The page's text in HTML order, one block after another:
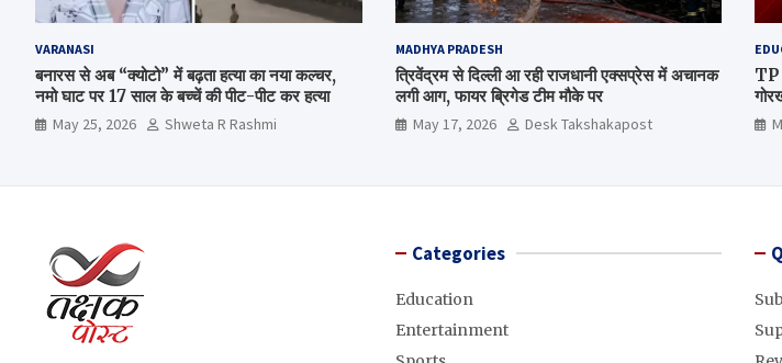
VARANASI
बनारस से अब “क्योटो” में बढ़ता हत्या का नया कल्चर,
नमो घाट पर 17 साल के बच्चें की पीट-पीट कर हत्या
May 25, 2026 Shweta R Rashmi
MADHYA PRADESH
त्रिवेंद्रम से दिल्ली आ रही राजधानी एक्सप्रेस में अचानक
लगी आग, फायर ब्रिगेड टीम मौके पर
May 17, 2026 Desk Takshakapost
TP
Categories
Education
Entertainment